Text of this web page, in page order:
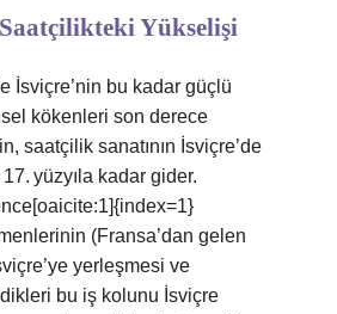
Yükselişi
İsviçre’nin bu kadar güçlü
kökenleri son derece
saatçilik sanatının İsviçre’de
17. yüzyıla kadar gider.
(Fransa’dan gelen
yerleşmesi ve
bu iş kolunu İsviçre